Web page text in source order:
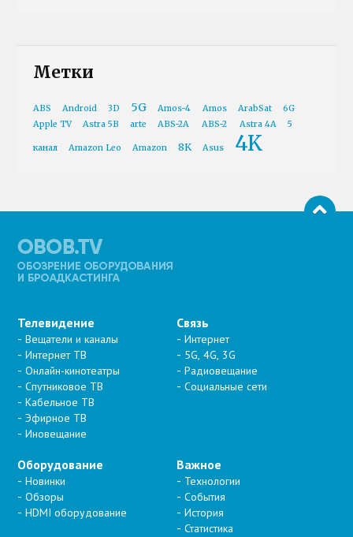
Метки
ABS Android 3D 5G Amos-4 Amos ArabSat
6G
Apple TV
Astra 5B arte ABS-2A ABS-2 Astra 4A 5
канал Amazon Leo Amazon 8K Asus 4K
Телевидение
Вещатели и каналы
Интернет ТВ
Онлайн-кинотеатры
Спутниковое ТВ
Кабельное ТВ
Эфирное ТВ
Иновещание
Связь
Интернет
5G, 4G, 3G
Радиовещание
Социальные сети
Оборудование
Новинки
Обзоры
HDMI оборудование
Важное
Технологии
События
История
Статистика